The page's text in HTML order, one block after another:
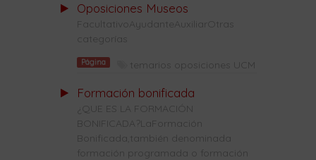
Oposiciones Museos
FacultativoAyudanteAuxiliarOtras
categorías
Página temarios oposiciones UCM
Formación bonificada
¿QUE ES LA FORMACIÓN
BONIFICADA?LaFormación
Bonificada,también denominada
formación programada o formación